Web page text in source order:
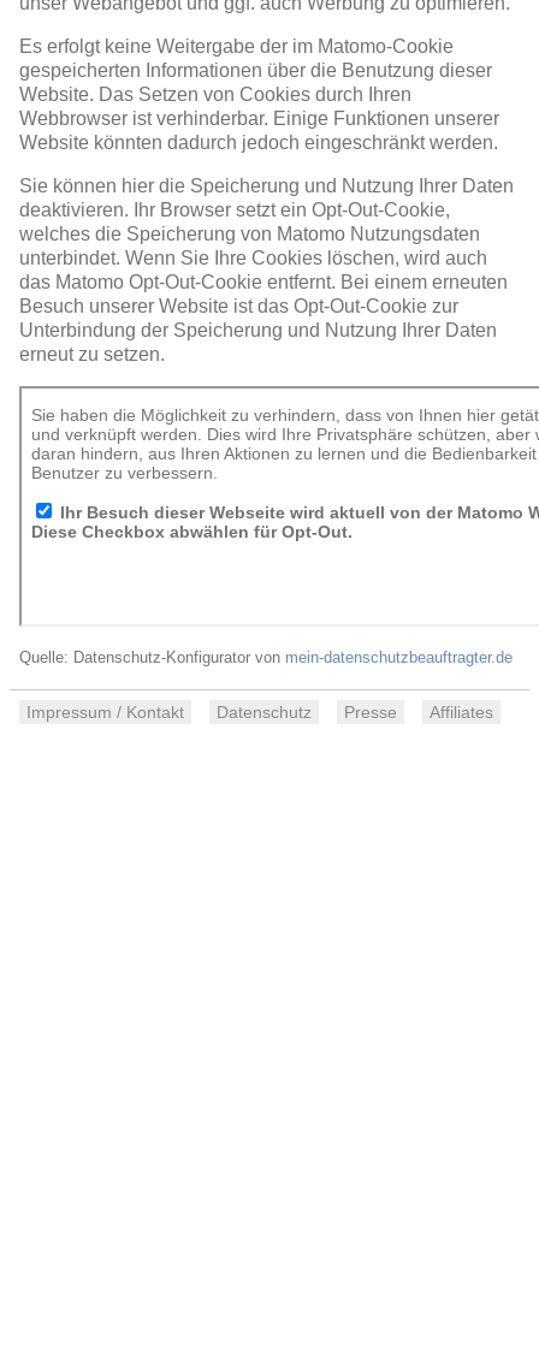
Es erfolgt keine Weitergabe der im Matomo-Cookie
gespeicherten Informationen über die Benutzung dieser
Website. Das Setzen von Cookies durch Ihren
Webbrowser ist verhinderbar. Einige Funktionen unserer
Website könnten dadurch jedoch eingeschränkt werden.
Sie können hier die Speicherung und Nutzung Ihrer Daten
deaktivieren. Ihr Browser setzt ein Opt-Out-Cookie,
welches die Speicherung von Matomo Nutzungsdaten
unterbindet. Wenn Sie Ihre Cookies löschen, wird auch
das Matomo Opt-Out-Cookie entfernt. Bei einem erneuten
Besuch unserer Website ist das Opt-Out-Cookie zur
Unterbindung der Speicherung und Nutzung Ihrer Daten
erneut zu setzen.
Quelle: Datenschutz-Konfigurator von mein-datenschutzbeauftragter.de
Impressum / Kontakt Datenschutz Presse Affiliates